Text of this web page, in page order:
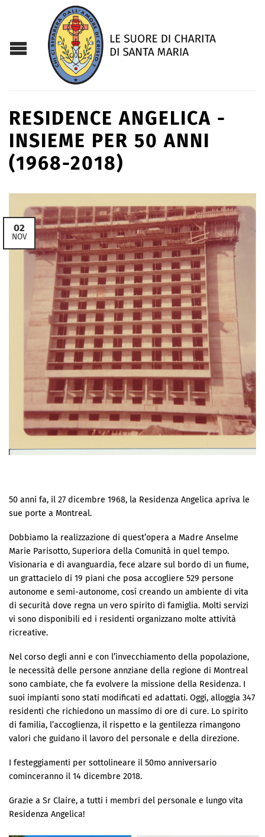
RESIDENCE ANGELICA -
INSIEME PER 50 ANNI
(1968-2018)
02
NOV
50 anni fa, il 27 dicembre 1968, la Residenza Angelica apriva le
sue porte a Montreal.
Dobbiamo la realizzazione di quest’opera a Madre Anselme
Marie Parisotto, Superiora della Comunità in quel tempo.
Visionaria e di avanguardia, fece alzare sul bordo di un fiume,
un grattacielo di 19 piani che posa accogliere 529 persone
autonome e semi-autonome, cosí creando un ambiente di vita
di securità dove regna un vero spirito di famiglia. Molti servizi
vi sono disponibili ed i residenti organizzano molte attività
ricreative.
Nel corso degli anni e con l’invecchiamento della popolazione,
le necessità delle persone annziane della regione di Montreal
sono cambiate, che fa evolvere la missione della Residenza. I
suoi impianti sono stati modificati ed adattati. Oggi, alloggia 347
residenti che richiedono un massimo di ore di cure. Lo spirito
di familia, l’accoglienza, il rispetto e la gentilezza rimangono
valori che guidano il lavoro del personale e della direzione.
I festeggiamenti per sottolineare il 50mo anniversario
cominceranno il 14 dicembre 2018.
Grazie a Sr Claire, a tutti i membri del personale e lungo vita
Residenza Angelica!